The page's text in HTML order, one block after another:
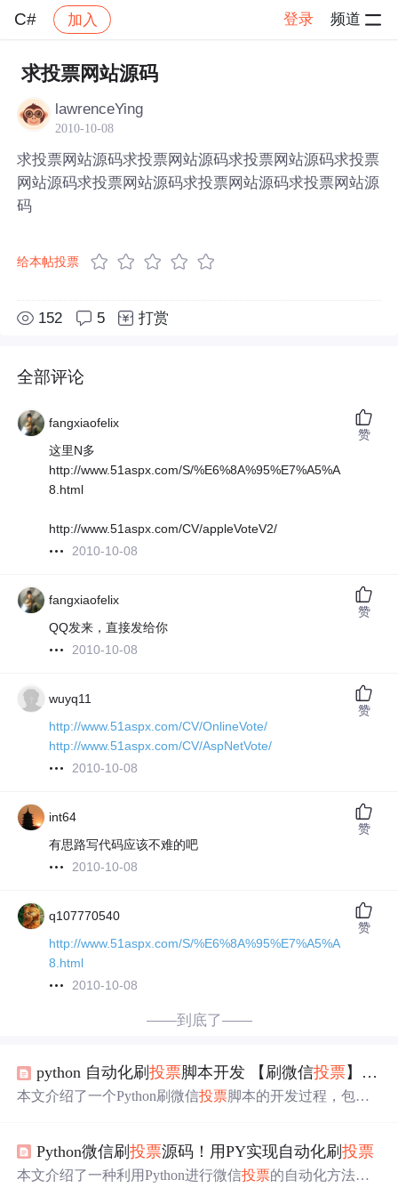
C# 加入 登录 频道
社区 C# 帖子详情
求投票网站源码
lawrenceYing
2010-10-08
求投票网站源码求投票网站源码求投票网站源码求投票
网站源码求投票网站源码求投票网站源码求投票网站源
码
给本帖投票
152 5 打赏
全部评论
fangxiaofelix
这里N多
http://www.51aspx.com/S/%E6%8A%95%E7%A5%A
8.html
http://www.51aspx.com/CV/appleVoteV2/
2010-10-08
赞
fangxiaofelix
QQ发来，直接发给你
2010-10-08
赞
wuyq11
http://www.51aspx.com/CV/OnlineVote/
http://www.51aspx.com/CV/AspNetVote/
2010-10-08
赞
int64
有思路写代码应该不难的吧
2010-10-08
赞
q107770540
http://www.51aspx.com/S/%E6%8A%95%E7%A5%A
8.html
2010-10-08
赞
——到底了——
python 自动化刷投票脚本开发 【刷微信投票】付源码
本文介绍了一个Python刷微信投票脚本的开发过程，包括
票 。
Python微信刷投票源码！用PY实现自动化刷投票
本文介绍了一种利用Python进行微信投票的自动化方法。